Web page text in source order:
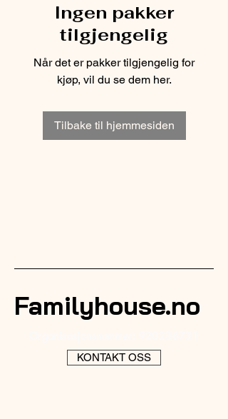
Ingen pakker
tilgjengelig
Når det er pakker tilgjengelig for
kjøp, vil du se dem her.
Tilbake til hjemmesiden
Familyhouse.no
KONTAKT OSS